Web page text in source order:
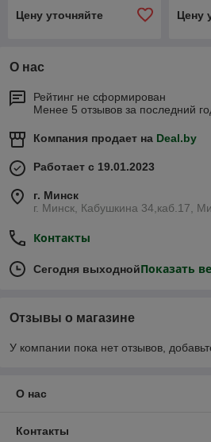
Цену уточняйте Цену
О нас
Рейтинг не сформирован
Менее 5 отзывов за последний
Компания продает на Deal.by
Работает с 19.01.2023
г. Минск
г. Минск, Кабушкина 34,каб.17,
Контакты
Сегодня выходнойПоказать
Отзывы о магазине
У компании пока нет отзывов,
О нас
Контакты